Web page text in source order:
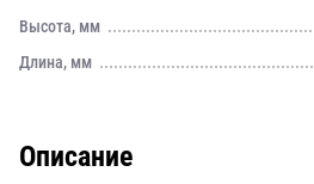
Высота, мм
Длина, мм
Описание